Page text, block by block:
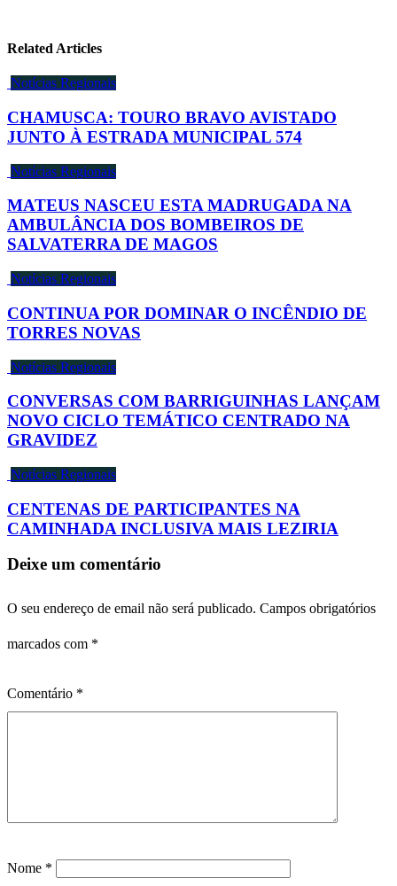
Related Articles
Notícias Regionais
CHAMUSCA: TOURO BRAVO AVISTADO
JUNTO À ESTRADA MUNICIPAL 574
Notícias Regionais
MATEUS NASCEU ESTA MADRUGADA NA
AMBULÂNCIA DOS BOMBEIROS DE
SALVATERRA DE MAGOS
Notícias Regionais
CONTINUA POR DOMINAR O INCÊNDIO DE
TORRES NOVAS
Notícias Regionais
CONVERSAS COM BARRIGUINHAS LANÇAM
NOVO CICLO TEMÁTICO CENTRADO NA
GRAVIDEZ
Notícias Regionais
CENTENAS DE PARTICIPANTES NA
CAMINHADA INCLUSIVA MAIS LEZIRIA
Deixe um comentário
O seu endereço de email não será publicado. Campos obrigatórios
marcados com *
Comentário *
Nome *